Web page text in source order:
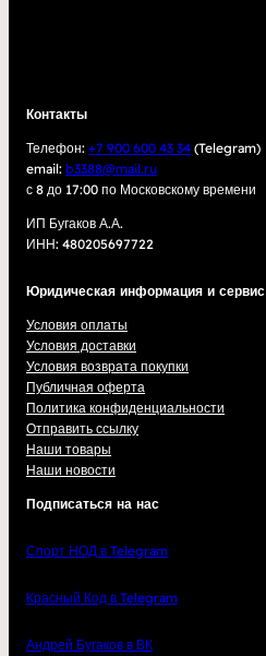
Контакты
Телефон: +7 900 600 43 34 (Telegram)
email: b3388@mail.ru
с 8 до 17:00 по Московскому времени
ИП Бугаков А.А.
ИНН: 480205697722
Юридическая информация и сервис
Условия оплаты
Условия доставки
Условия возврата покупки
Публичная оферта
Политика конфиденциальности
Отправить ссылку
Наши товары
Наши новости
Подписаться на нас
Спорт НОД в Telegram
Красный Код в Telegram
Андрей Бугаков в ВК